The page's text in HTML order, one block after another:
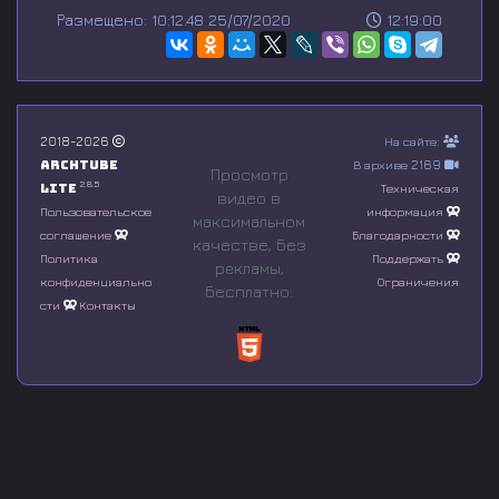
e
n
o
f
0
s
o
n
d
12:19:00
Размещено: 10:12:48 25/07/2020
2018-2026
Archtube
Lite 2.8.5
Пользовательское
соглашение
Политика
конфиденциально
сти
Контакты
Просмотр
видео в
максимальном
качестве, без
рeкламы,
бесплатно.
На сайте:
В архиве 2169
Техническая
информация
Благодарности
Поддержать
Ограничения